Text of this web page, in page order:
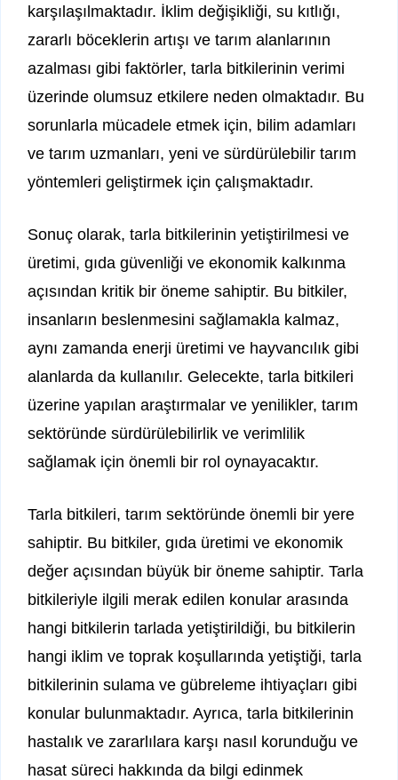
karşılaşılmaktadır. İklim değişikliği, su kıtlığı,
zararlı böceklerin artışı ve tarım alanlarının
azalması gibi faktörler, tarla bitkilerinin verimi
üzerinde olumsuz etkilere neden olmaktadır. Bu
sorunlarla mücadele etmek için, bilim adamları
ve tarım uzmanları, yeni ve sürdürülebilir tarım
yöntemleri geliştirmek için çalışmaktadır.
Sonuç olarak, tarla bitkilerinin yetiştirilmesi ve
üretimi, gıda güvenliği ve ekonomik kalkınma
açısından kritik bir öneme sahiptir. Bu bitkiler,
insanların beslenmesini sağlamakla kalmaz,
aynı zamanda enerji üretimi ve hayvancılık gibi
alanlarda da kullanılır. Gelecekte, tarla bitkileri
üzerine yapılan araştırmalar ve yenilikler, tarım
sektöründe sürdürülebilirlik ve verimlilik
sağlamak için önemli bir rol oynayacaktır.
Tarla bitkileri, tarım sektöründe önemli bir yere
sahiptir. Bu bitkiler, gıda üretimi ve ekonomik
değer açısından büyük bir öneme sahiptir. Tarla
bitkileriyle ilgili merak edilen konular arasında
hangi bitkilerin tarlada yetiştirildiği, bu bitkilerin
hangi iklim ve toprak koşullarında yetiştiği, tarla
bitkilerinin sulama ve gübreleme ihtiyaçları gibi
konular bulunmaktadır. Ayrıca, tarla bitkilerinin
hastalık ve zararlılara karşı nasıl korunduğu ve
hasat süreci hakkında da bilgi edinmek